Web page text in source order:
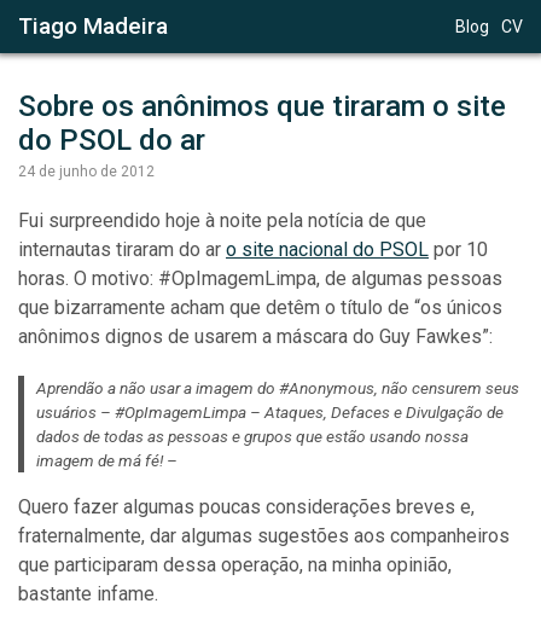
Tiago Madeira Blog CV
Sobre os anônimos que tiraram o site
do PSOL do ar
24 de junho de 2012
Fui surpreendido hoje à noite pela notícia de que
internautas tiraram do ar o site nacional do PSOL por 10
horas. O motivo: #OpImagemLimpa, de algumas pessoas
que bizarramente acham que detêm o título de “os únicos
anônimos dignos de usarem a máscara do Guy Fawkes”:
Aprendão a não usar a imagem do #Anonymous, não censurem seus
usuários – #OpImagemLimpa – Ataques, Defaces e Divulgação de
dados de todas as pessoas e grupos que estão usando nossa
imagem de má fé! –
Quero fazer algumas poucas considerações breves e,
fraternalmente, dar algumas sugestões aos companheiros
que participaram dessa operação, na minha opinião,
bastante infame.